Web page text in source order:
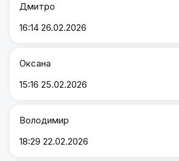
Дмитро
16:14 26.02.2026
Оксана
15:16 25.02.2026
Володимир
18:29 22.02.2026